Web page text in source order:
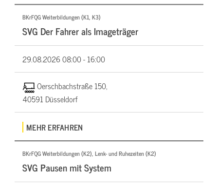
BKrFQG Weiterbildungen (K1, K3)
SVG Der Fahrer als Imageträger
29.08.202608:00 - 16:00
Oerschbachstraße 150,
40591 Düsseldorf
MEHR ERFAHREN
BKrFQG Weiterbildungen (K2), Lenk- und Ruhezeiten (K2)
SVG Pausen mit System